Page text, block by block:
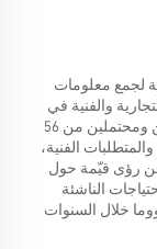
لجمع معلومات
والفنية في
الشركة أكثر من 300 اجتماع منظم مع موزعين حاليين ومحتملين من 56
الفنية،
عن رؤى قيّمة حول
الناشئة
خلال السنوات